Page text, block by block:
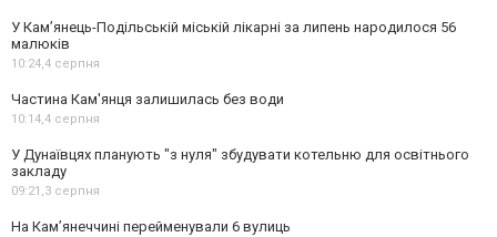
У Кам’янець-Подільській міській лікарні за липень народилося 56
малюків
10:24,4 серпня
Частина Кам'янця залишилась без води
10:14,4 серпня
У Дунаївцях планують "з нуля" збудувати котельню для освітнього
закладу
09:21,3 серпня
На Камʼянеччині перейменували 6 вулиць